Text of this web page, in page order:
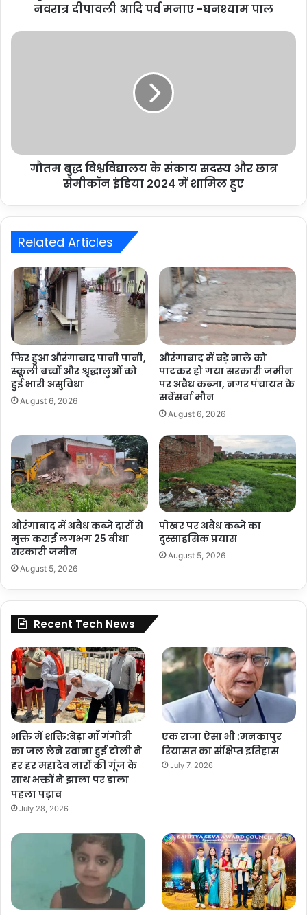
नवरात्र दीपावली आदि पर्व मनाए -घनश्याम पाल
गौतम बुद्ध विश्वविद्यालय के संकाय सदस्य और छात्र
सेमीकॉन इंडिया 2024 में शामिल हुए
Related Articles
फिर हुआ औरंगाबाद पानी पानी,
स्कूली बच्चों और श्रृद्धालुओं को
हुई भारी असुविधा
August 6, 2026
औरंगाबाद में बड़े नाले को
पाटकर हो गया सरकारी जमीन
पर अवैध कब्जा, नगर पंचायत के
सर्वेसर्वा मौन
August 6, 2026
औरंगाबाद में अवैध कब्जे दारों से
मुक्त कराई लगभग 25 बीधा
सरकारी जमीन
August 5, 2026
पोखर पर अवैध कब्जे का
दुस्साहसिक प्रयास
August 5, 2026
Recent Tech News
भक्ति में शक्ति:बेड़ा माँ गंगोत्री
का जल लेने रवाना हुई टोली ने
हर हर महादेव नारों की गूंज के
साथ भक्तों ने झाला पर डाला
पहला पड़ाव
July 28, 2026
एक राजा ऐसा भी :मनकापुर
रियासत का संक्षिप्त इतिहास
July 7, 2026